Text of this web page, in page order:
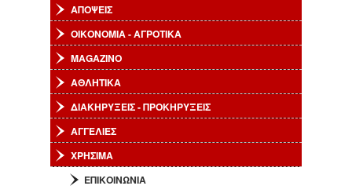
ΑΠΟΨΕΙΣ
ΟΙΚΟΝΟΜΙΑ - ΑΓΡΟΤΙΚΑ
MAGAZINO
ΑΘΛΗΤΙΚΑ
ΔΙΑΚΗΡΥΞΕΙΣ - ΠΡΟΚΗΡΥΞΕΙΣ
ΑΓΓΕΛΙΕΣ
ΧΡΗΣΙΜΑ
ΕΠΙΚΟΙΝΩΝΙΑ